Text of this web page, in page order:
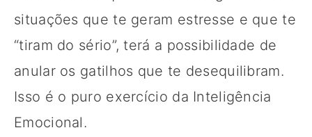
situações que te geram estresse e que te
“tiram do sério”, terá a possibilidade de
anular os gatilhos que te desequilibram.
Isso é o puro exercício da Inteligência
Emocional.